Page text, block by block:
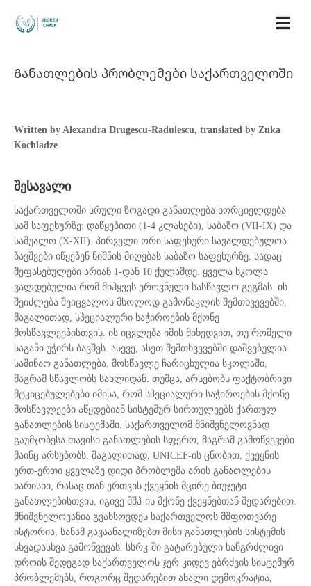
Განათლების პრობლემები საქართველოში
Written by Alexandra Drugescu-Radulescu, translated by Zuka
Kochladze
შესავალი
საქართველოში სრული ზოგადი განათლება ხორციელდება
სამ საფეხურზე: დაწყებითი (1-4 კლასები), საბაზო (VII-IX) და
საშუალო (X-XII). პირველი ორი საფეხური სავალდებულოა.
ბავშვები იწყებენ ნიშნის მიღებას საბაზო საფეხურზე, სადაც
შეფასებულები არიან 1-დან 10 ქულამდე. ყველა სკოლა
ვალდებულია რომ მიჰყვეს ეროვნული სასწავლო გეგმას. ის
შეიძლება შეიცვალოს მხოლოდ გამონაკლის შემთხვევებში,
მაგალითად, სპეციალური საჭიროების მქონე
მოსწავლეებისთვის. ის იცვლება იმის მიხედვით, თუ რომელი
საგანი უჭირს ბავშვს. ასევე, ასეთ შემთხვევებში დაშვებულია
საშინაო განათლება, მოსწავლე ჩარიცხულია სკოლაში,
მაგრამ სწავლობს სახლიდან. თუმცა, არსებობს ფაქტობრივი
მტკიცებულებები იმისა, რომ სპეციალური საჭიროების მქონე
მოსწავლეები აწყდებიან სისტემურ სირთულეებს ქართულ
განათლების სისტემაში. საქართველომ მნიშვნელოვნად
გაუმჯობესა თავისი განათლების სფერო, მაგრამ გამოწვევები
მაინც არსებობს. მაგალითად, UNICEF-ის ცნობით, ქვეყნის
ერთ-ერთი ყველაზე დიდი პრობლემა არის განათლების
ხარისხი, რასაც თან ერთვის ქვეყნის მცირე ბიუჯეტი
განათლებისთვის, იგივე მშპ-ის მქონე ქვეყნებთან შედარებით.
მნიშვნელოვანია გვახსოვდეს საქართველოს მშფოთვარე
ისტორია, სანამ გავაანალიზებთ მისი განათლების სისტემის
სხვადასხვა გამოწვევას. სსრკ-ში გატარებული ხანგრძლივი
დროის შედეგად საქართველოს ჯერ კიდევ ებრძვის სისტემურ
პრობლემებს, როგორც შედარებით ახალი დემოკრატია,